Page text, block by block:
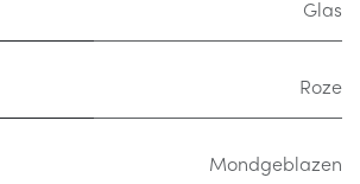
Glas
Roze
Mondgeblazen